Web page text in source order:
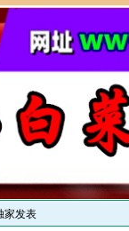
家发表